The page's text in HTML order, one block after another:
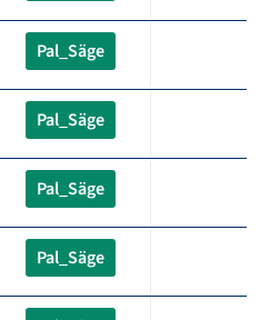
Pal_Säge
Pal_Säge
Pal_Säge
Pal_Säge